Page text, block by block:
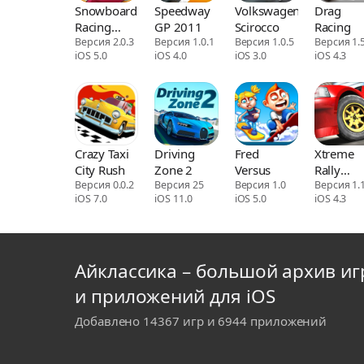
Snowboard
Racing
Games
Free - Top
Game Apps
Версия 2.0.3
iOS 5.0
Speedway
GP 2011
Версия 1.0.1
iOS 4.0
Volkswagen
Scirocco
Версия 1.0.5
iOS 3.0
Drag
Racing
Версия
iOS 4.3
Crazy Taxi
City Rush
Версия 0.0.2
iOS 7.0
Driving
Zone 2
Версия 25
iOS 11.0
Fred
Versus
Версия 1.0
iOS 5.0
Xtreme
Rally
Версия 1.1
iOS 4.3
Айклассика – большой архив
и приложений для iOS
Добавлено 14367 игр и 6944 приложений